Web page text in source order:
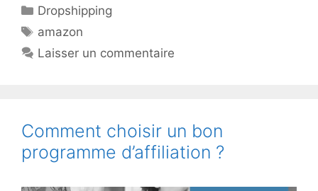
Catégories
Dropshipping
Étiquettes
amazon
Laisser un commentaire
Comment choisir un bon
programme d’affiliation ?